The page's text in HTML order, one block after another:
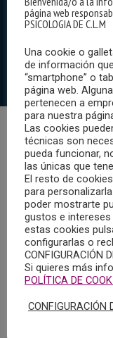
La Consejería de
Castilla-La
pautas y consejos
acerca de la
audiovisuales,
desarrollo de una
igualitaria.
Pulsar aquí para
Oferta de
página web
PSICOLOGIA DE C.L.M
Una cookie o
de información
“smartphone” o
página web.
pertenecen a
para nuestra
Las cookies
técnicas son
pueda funcionar,
las únicas que
El resto de
para
poder mostrarte
gustos e
estas cookies
configurarlas o
CONFIGURACIÓN
Si quieres más
POLÍTICA DE
CONFIGURACIÓN